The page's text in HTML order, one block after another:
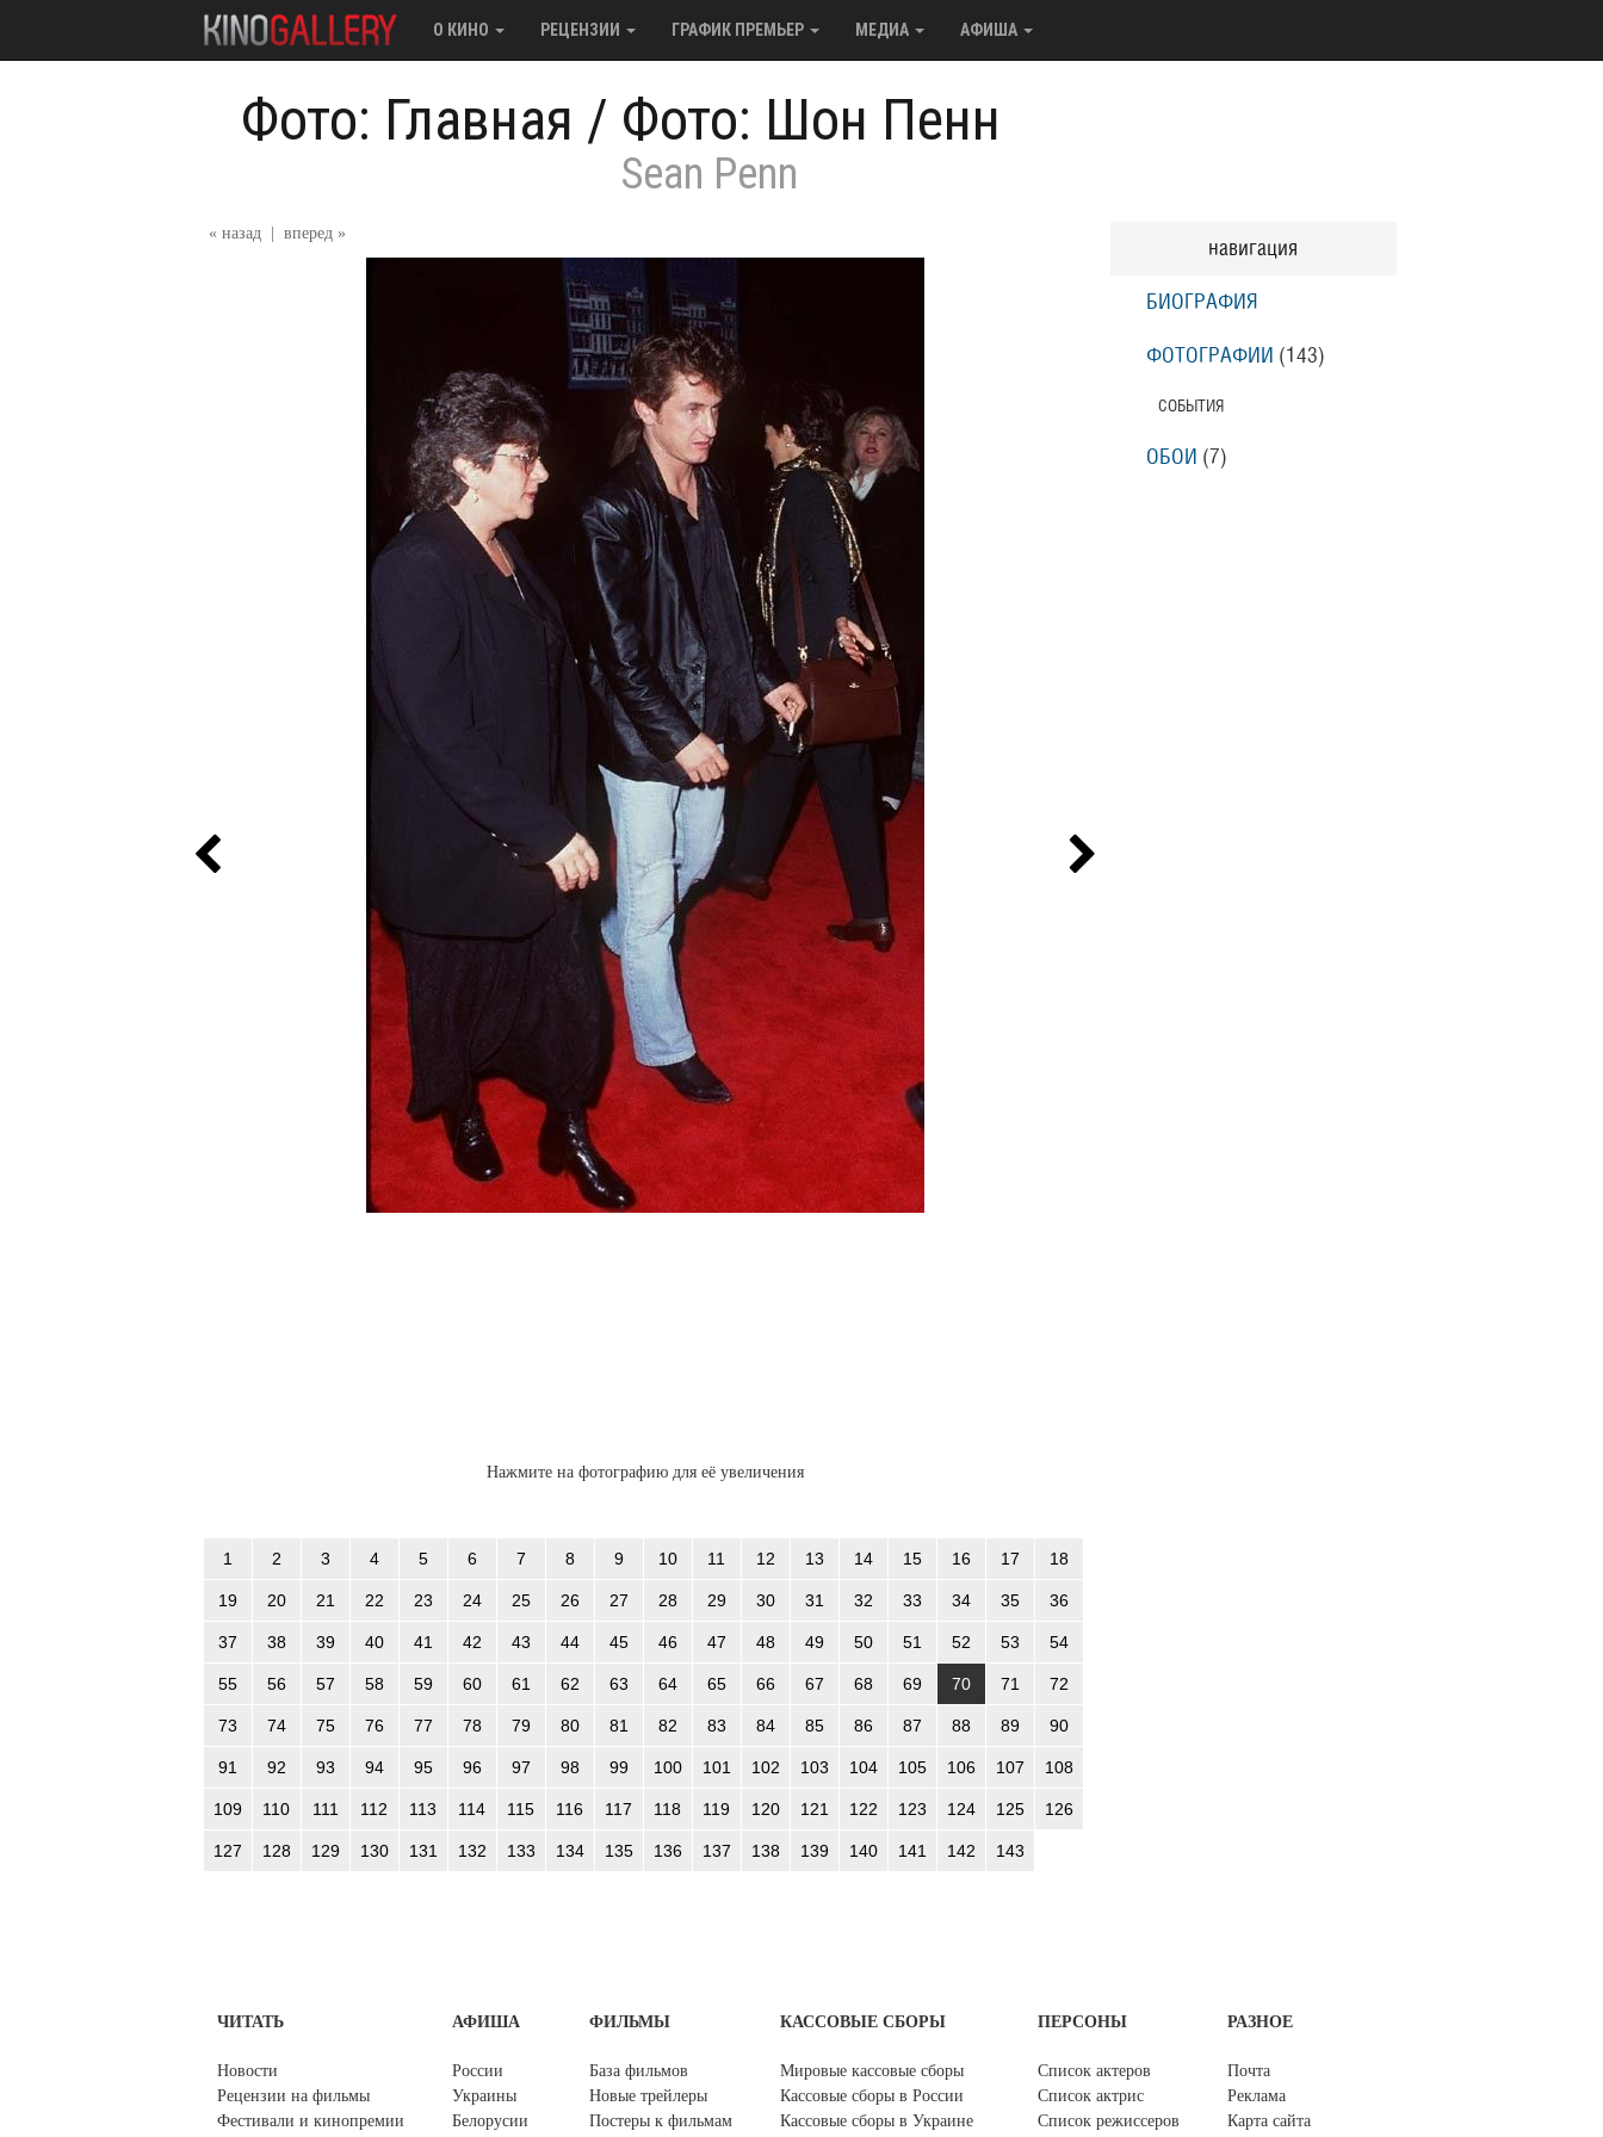
О КИНО РЕЦЕНЗИИ ГРАФИК ПРЕМЬЕР МЕДИА АФИША
Фото: Главная / Фото: Шон Пенн
Sean Penn
« назад вперед »
Нажмите на фотографию для её увеличения
1 2 3 4 5 6 7 8 9 10 11 12 13 14 15 16 17 18
19 20 21 22 23 24 25 26 27 28 29 30 31 32 33 34 35 36
37 38 39 40 41 42 43 44 45 46 47 48 49 50 51 52 53 54
55 56 57 58 59 60 61 62 63 64 65 66 67 68 69 70 71 72
73 74 75 76 77 78 79 80 81 82 83 84 85 86 87 88 89 90
91 92 93 94 95 96 97 98 99 100 101 102 103 104 105 106 107 108
109 110 111 112 113 114 115 116 117 118 119 120 121 122 123 124 125 126
127 128 129 130 131 132 133 134 135 136 137 138 139 140 141 142 143
навигация
БИОГРАФИЯ
ФОТОГРАФИИ (143)
СОБЫТИЯ
ОБОИ (7)
ЧИТАТЬ
Новости
Рецензии на фильмы
Фестивали и кинопремии
АФИША
России
Украины
Белорусии
ФИЛЬМЫ
База фильмов
Новые трейлеры
Постеры к фильмам
КАССОВЫЕ СБОРЫ
Мировые кассовые сборы
Кассовые сборы в России
Кассовые сборы в Украине
ПЕРСОНЫ
Список актеров
Список актрис
Список режиссеров
РАЗНОЕ
Почта
Реклама
Карта сайта